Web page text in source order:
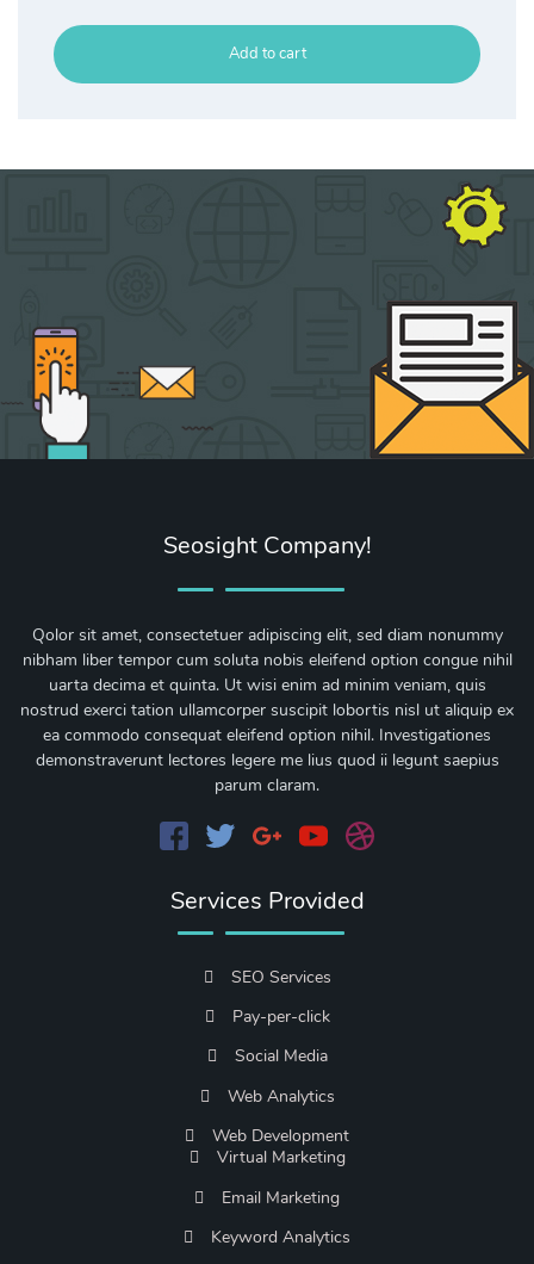
Add to cart
Seosight Company!
Qolor sit amet, consectetuer adipiscing elit, sed diam nonummy
nibham liber tempor cum soluta nobis eleifend option congue nihil
uarta decima et quinta. Ut wisi enim ad minim veniam, quis
nostrud exerci tation ullamcorper suscipit lobortis nisl ut aliquip ex
ea commodo consequat eleifend option nihil. Investigationes
demonstraverunt lectores legere me lius quod ii legunt saepius
parum claram.
Services Provided
SEO Services
Pay-per-click
Social Media
Web Analytics
Web Development
Virtual Marketing
Email Marketing
Keyword Analytics